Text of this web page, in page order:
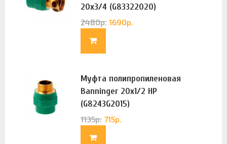
20х3/4 (G83322020)
2480р. 1690р.
Муфта полипропиленовая
Banninger 20х1/2 НР
(G8243G2015)
1135р. 715р.